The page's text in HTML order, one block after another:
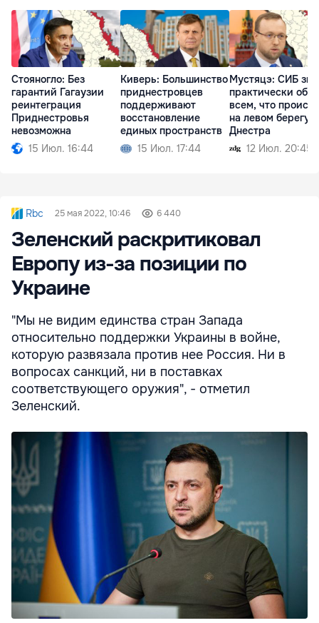
Стояногло: Без
гарантий Гагаузии
реинтеграция
Приднестровья
невозможна
15 Июл. 16:44
Киверь: Большинство
приднестровцев
поддерживают
восстановление
единых пространств
15 Июл. 17:44
Мустяцэ: СИБ
практически обо
всем, что
на левом берегу
Днестра
12 Июл. 20:45
Rbc 25 мая 2022, 10:46 6 440
Зеленский раскритиковал
Европу из-за позиции по
Украине
"Мы не видим единства стран Запада
относительно поддержки Украины в войне,
которую развязала против нее Россия. Ни в
вопросах санкций, ни в поставках
соответствующего оружия", - отметил
Зеленский.